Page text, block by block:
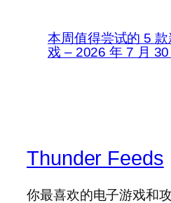
本周值得尝试的 5
戏 – 2026 年 7 月 30
Thunder Feeds
你最喜欢的电子游戏和